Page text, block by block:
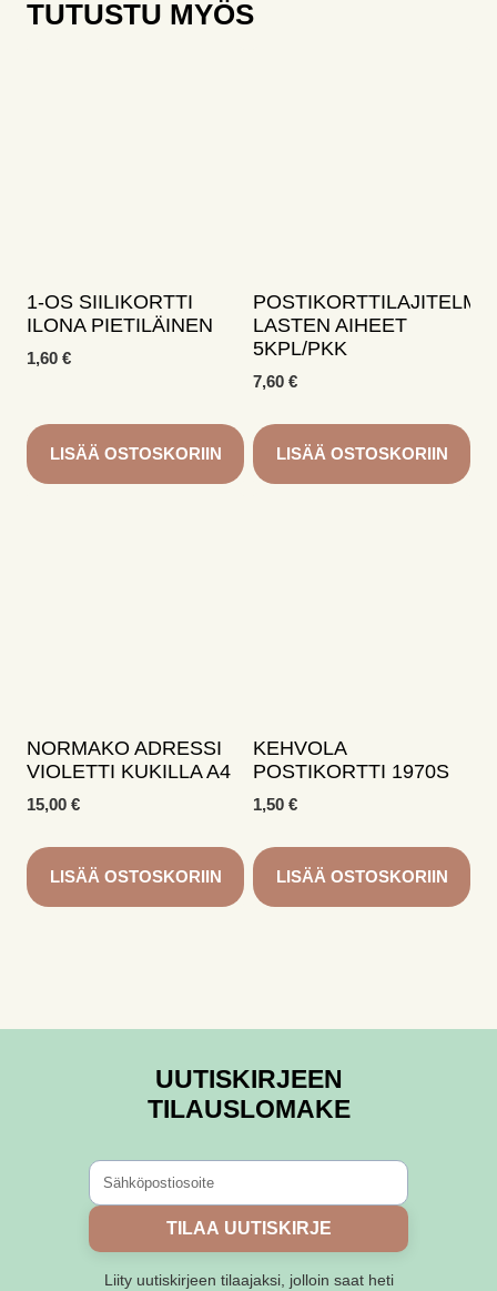
TUTUSTU MYÖS
1-OS SIILIKORTTI
ILONA PIETILÄINEN
1,60 €
LISÄÄ OSTOSKORIIN
POSTIKORTTILAJITELMA
LASTEN AIHEET
5KPL/PKK
7,60 €
LISÄÄ OSTOSKORIIN
NORMAKO ADRESSI
VIOLETTI KUKILLA A4
15,00 €
LISÄÄ OSTOSKORIIN
KEHVOLA
POSTIKORTTI 1970S
1,50 €
LISÄÄ OSTOSKORIIN
UUTISKIRJEEN
TILAUSLOMAKE
TILAA UUTISKIRJE
Liity uutiskirjeen tilaajaksi, jolloin saat heti